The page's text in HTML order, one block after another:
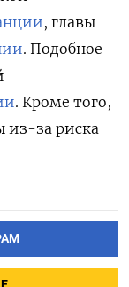
, главы
. Подобное
. Кроме того,
из-за риска